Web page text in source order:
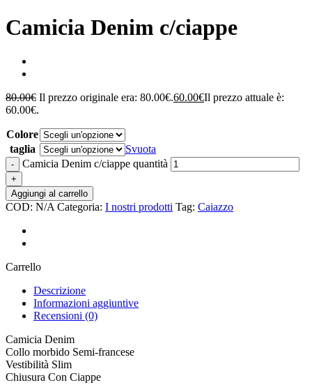
Camicia Denim c/ciappe
80.00€ Il prezzo originale era: 80.00€.60.00€Il prezzo attuale è:
60.00€.
Colore
taglia
Svuota
Camicia Denim c/ciappe quantità
Aggiungi al carrello
COD: N/A Categoria: I nostri prodotti Tag: Caiazzo
Carrello
Descrizione
Informazioni aggiuntive
Recensioni (0)
Camicia Denim
Collo morbido Semi-francese
Vestibilità Slim
Chiusura Con Ciappe